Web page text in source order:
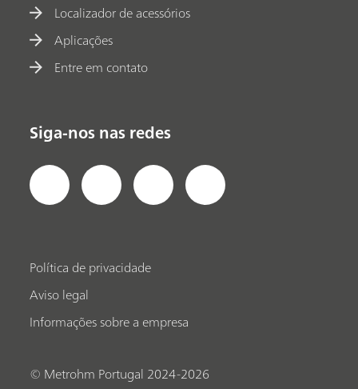
Localizador de acessórios
Aplicações
Entre em contato
Siga-nos nas redes
Política de privacidade
Aviso legal
Informações sobre a empresa
© Metrohm Portugal 2024-2026